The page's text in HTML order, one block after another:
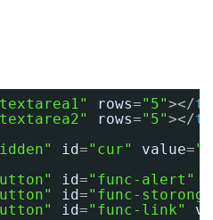
rows="5"></
rows="5"></
id="cur" value=""
id="func-alert"
id="func-storong"
id="func-link"